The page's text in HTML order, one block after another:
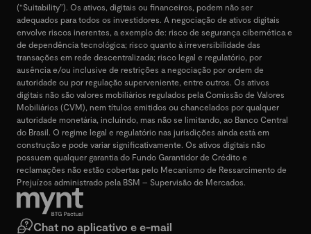
(“Suitability”). Os ativos, digitais ou financeiros, podem não ser
adequados para todos os investidores. A negociação de ativos digitais
envolve riscos inerentes, a exemplo de: risco de segurança cibernética e
de dependência tecnológica; risco quanto à irreversibilidade das
transações em rede descentralizada; risco legal e regulatório, por
ausência e/ou inclusive de restrições a negociação por ordem de
autoridade ou por regulação superveniente, entre outros. Os ativos
digitais não são valores mobiliários regulados pela Comissão de Valores
Mobiliários (CVM), nem títulos emitidos ou chancelados por qualquer
autoridade monetária, incluindo, mas não se limitando, ao Banco Central
do Brasil. O regime legal e regulatório nas jurisdições ainda está em
construção e pode variar significativamente. Os ativos digitais não
possuem qualquer garantia do Fundo Garantidor de Crédito e
reclamações não estão cobertas pelo Mecanismo de Ressarcimento de
Prejuízos administrado pela BSM – Supervisão de Mercados.
Chat no aplicativo e e-mail